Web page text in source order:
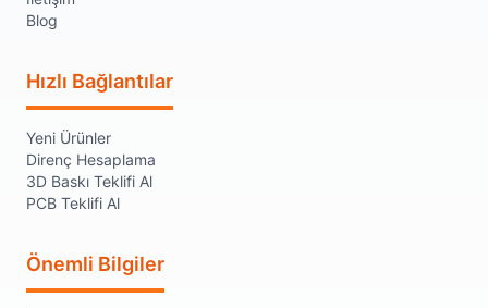
Blog
Hızlı Bağlantılar
Yeni Ürünler
Direnç Hesaplama
3D Baskı Teklifi Al
PCB Teklifi Al
Önemli Bilgiler